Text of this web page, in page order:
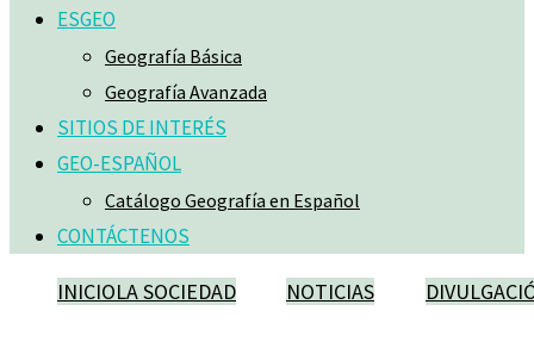
ESGEO
Geografía Básica
Geografía Avanzada
SITIOS DE INTERÉS
GEO-ESPAÑOL
Catálogo Geografía en Español
CONTÁCTENOS
INICIOLA SOCIEDAD NOTICIAS